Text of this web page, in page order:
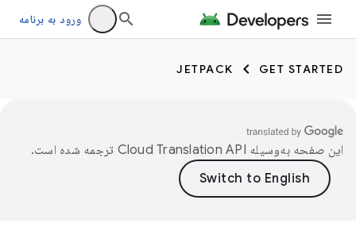
ورود به برنامه
GET STARTED
JETPACK
این صفحه به‌وسیله ترجمه شده است.